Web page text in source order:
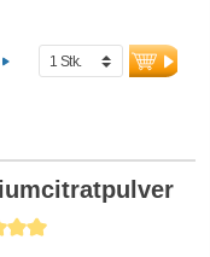
information om
betyg på 5 av 5 stjärnor